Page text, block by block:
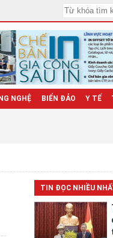
NGHỆ BIỂN ĐẢO Y TẾ
TIN ĐỌC NHIỀU